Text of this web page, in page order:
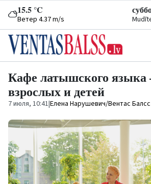
15.5 °C
Ветер 4.37 m/s
Кафе латышского языка
взрослых и детей
7 июля, 10:41|Елена Нарушевич/Вентас Балсс